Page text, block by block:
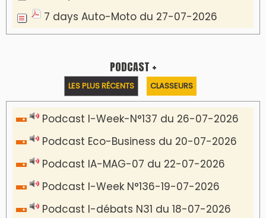
7 days Auto-Moto du 27-07-2026
PODCAST +
LES PLUS RÉCENTS CLASSEURS
Podcast I-Week-N°137 du 26-07-2026
Podcast Eco-Business du 20-07-2026
Podcast IA-MAG-07 du 22-07-2026
Podcast I-Week N°136-19-07-2026
Podcast I-débats N31 du 18-07-2026